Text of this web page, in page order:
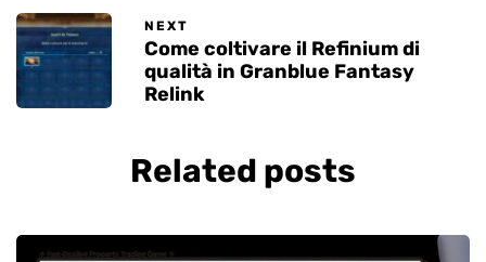
NEXT
Come coltivare il Refinium di
qualità in Granblue Fantasy
Relink
Related posts